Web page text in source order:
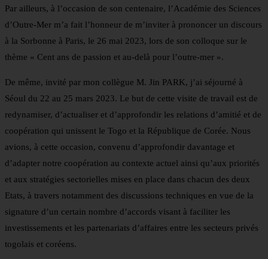
Par ailleurs, à l’occasion de son centenaire, l’Académie des Sciences
d’Outre-Mer m’a fait l’honneur de m’inviter à prononcer un discours
à la Sorbonne à Paris, le 26 mai 2023, lors de son colloque sur le
thème « Cent ans de passion et au-delà pour l’outre-mer ».
De même, invité par mon collègue M. Jin PARK, j’ai séjourné à
Séoul du 22 au 25 mars 2023. Le but de cette visite de travail est de
redynamiser, d’actualiser et d’approfondir les relations d’amitié et de
coopération qui unissent le Togo et la République de Corée. Nous
avions, à cette occasion, convenu d’approfondir davantage et
d’adapter notre coopération au contexte actuel ainsi qu’aux priorités
et aux stratégies sectorielles mises en place dans chacun des deux
Etats, à travers notamment des discussions techniques en vue de la
signature d’un certain nombre d’accords visant à faciliter les
investissements et les partenariats d’affaires entre les secteurs privés
togolais et coréens.